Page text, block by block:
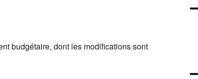
budgétaire, dont les modifications sont